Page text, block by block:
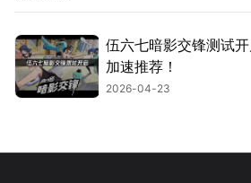
伍六七暗影交锋测试
加速推荐！
2026-04-23